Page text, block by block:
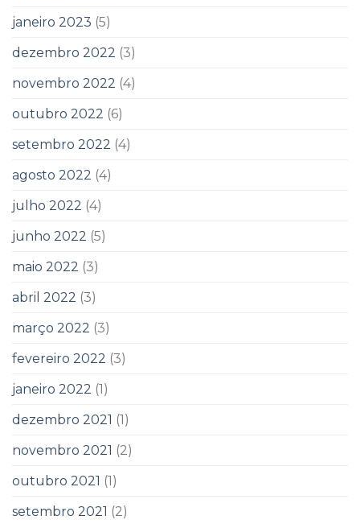
janeiro 2023 (5)
dezembro 2022 (3)
novembro 2022 (4)
outubro 2022 (6)
setembro 2022 (4)
agosto 2022 (4)
julho 2022 (4)
junho 2022 (5)
maio 2022 (3)
abril 2022 (3)
março 2022 (3)
fevereiro 2022 (3)
janeiro 2022 (1)
dezembro 2021 (1)
novembro 2021 (2)
outubro 2021 (1)
setembro 2021 (2)